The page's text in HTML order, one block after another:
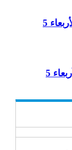
أسعار العملات مقابل الريال اليوم الأربعاء 5
أسعار الذهب في السعودية اليوم الأربعاء 5